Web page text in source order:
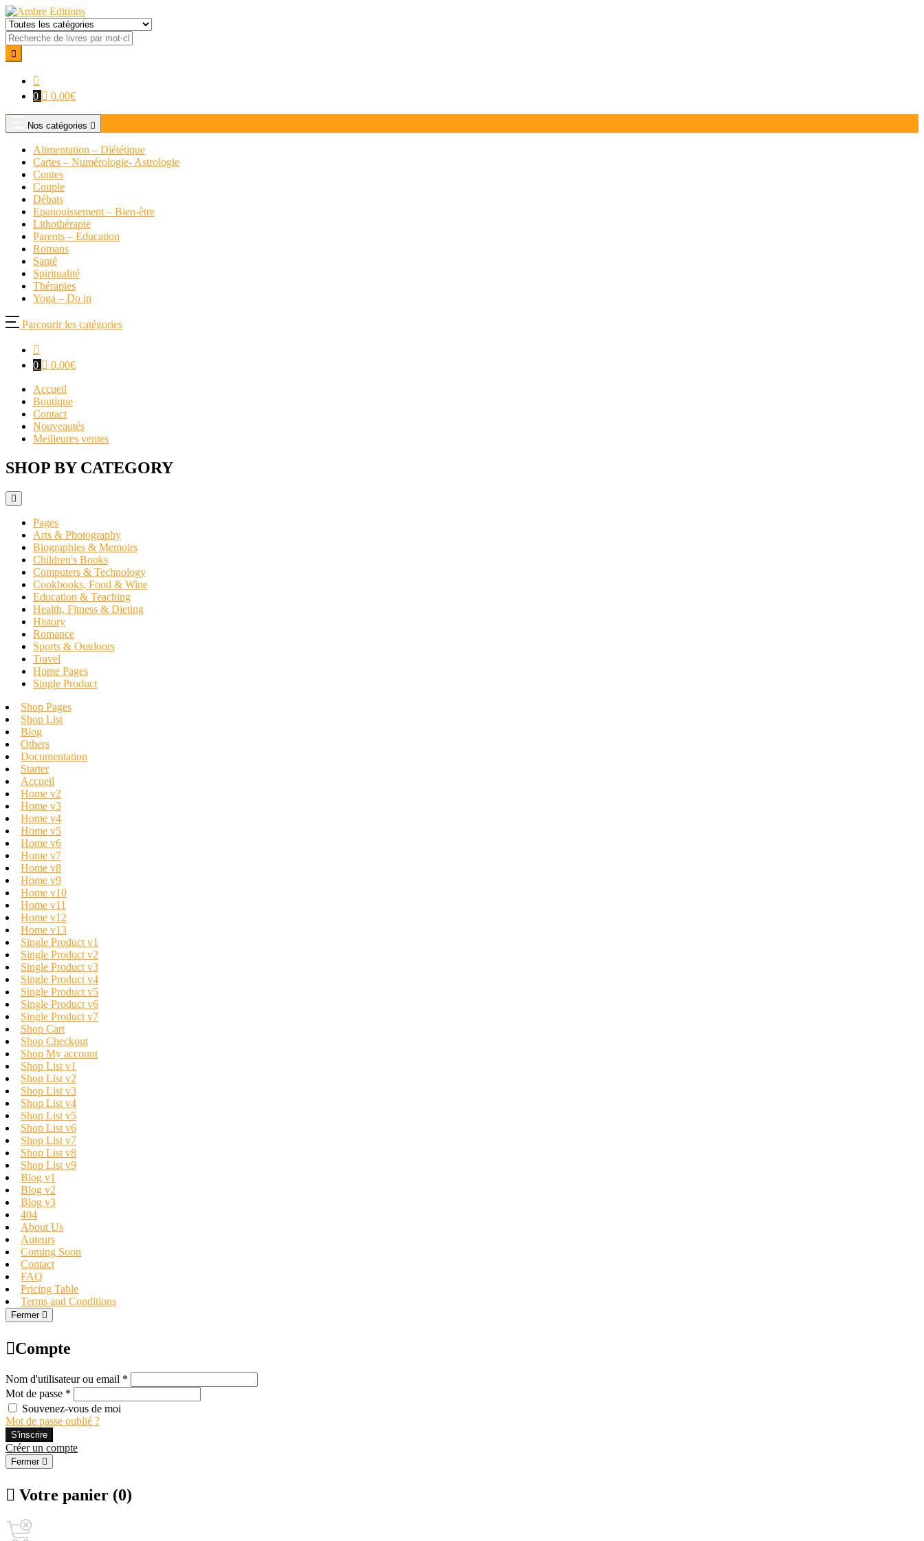
0 0.00€
Nos catégories
Alimentation – Diététique
Cartes – Numérologie- Astrologie
Contes
Couple
Débats
Epanouissement – Bien-être
Lithothérapie
Parents – Education
Romans
Santé
Spiritualité
Thérapies
Yoga – Do in
Parcourir les catégories
0 0.00€
Accueil
Boutique
Contact
Nouveautés
Meilleures ventes
SHOP BY CATEGORY
Pages
Arts & Photography
Biographies & Memoirs
Children's Books
Computers & Technology
Cookbooks, Food & Wine
Education & Teaching
Health, Fitness & Dieting
History
Romance
Sports & Outdoors
Travel
Home Pages
Single Product
Shop Pages
Shop List
Blog
Others
Documentation
Starter
Accueil
Home v2
Home v3
Home v4
Home v5
Home v6
Home v7
Home v8
Home v9
Home v10
Home v11
Home v12
Home v13
Single Product v1
Single Product v2
Single Product v3
Single Product v4
Single Product v5
Single Product v6
Single Product v7
Shop Cart
Shop Checkout
Shop My account
Shop List v1
Shop List v2
Shop List v3
Shop List v4
Shop List v5
Shop List v6
Shop List v7
Shop List v8
Shop List v9
Blog v1
Blog v2
Blog v3
404
About Us
Auteurs
Coming Soon
Contact
FAQ
Pricing Table
Terms and Conditions
Fermer
Compte
Nom d'utilisateur ou email *
Mot de passe *
Souvenez-vous de moi
Mot de passe oublié ?
S'inscrire
Créer un compte
Fermer
Votre panier (0)